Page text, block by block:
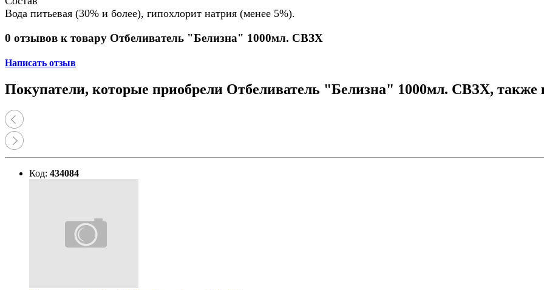
Вода питьевая (30% и более), гипохлорит натрия (менее 5%).
0 отзывов к товару Отбеливатель "Белизна" 1000мл. СВЗХ
Написать отзыв
Покупатели, которые приобрели Отбеливатель "Белизна" 1000мл. СВЗХ, также
Код: 434084